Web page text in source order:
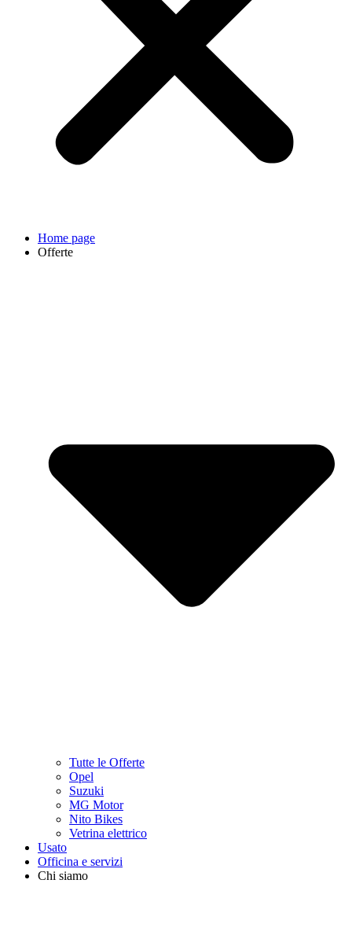
Home page
Offerte
Tutte le Offerte
Opel
Suzuki
MG Motor
Nito Bikes
Vetrina elettrico
Usato
Officina e servizi
Chi siamo